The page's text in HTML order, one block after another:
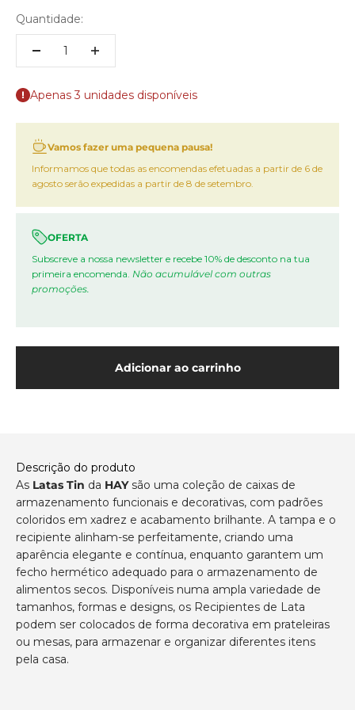
Quantidade:
Apenas 3 unidades disponíveis
Vamos fazer uma pequena pausa!
Informamos que todas as encomendas efetuadas a partir de 6 de
agosto serão expedidas a partir de 8 de setembro.
OFERTA
Subscreve a nossa newsletter e recebe 10% de desconto na tua
primeira encomenda. Não acumulável com outras
promoções.
Adicionar ao carrinho
Descrição do produto
As Latas Tin da HAY são uma coleção de caixas de
armazenamento funcionais e decorativas, com padrões
coloridos em xadrez e acabamento brilhante. A tampa e o
recipiente alinham-se perfeitamente, criando uma
aparência elegante e contínua, enquanto garantem um
fecho hermético adequado para o armazenamento de
alimentos secos. Disponíveis numa ampla variedade de
tamanhos, formas e designs, os Recipientes de Lata
podem ser colocados de forma decorativa em prateleiras
ou mesas, para armazenar e organizar diferentes itens
pela casa.